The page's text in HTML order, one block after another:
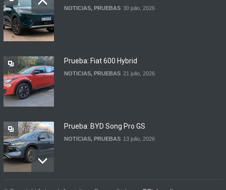
NOTICIAS, PRUEBAS 30 julio, 2026
Prueba: Fiat 600 Hybrid
NOTICIAS, PRUEBAS 21 julio, 2026
Prueba: BYD Song Pro GS
NOTICIAS, PRUEBAS 13 julio, 2026